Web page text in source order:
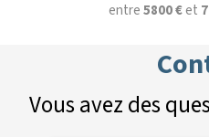
entre5800 €et
Vous avez des